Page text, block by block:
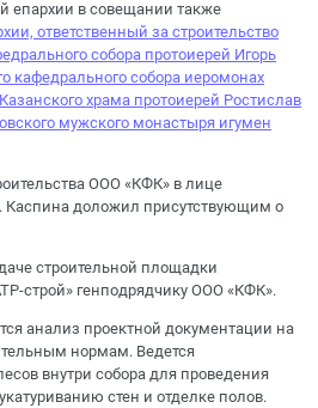
епархии в совещании также
ответственный за строительство
собора протоиерей Игорь
кафедрального собора иеромонах
храма протоиерей Ростислав
мужского монастыря игумен
ООО «КФК» в лице
Каспина доложил присутствующим о
строительной площадки
строй» генподрядчику ООО «КФК».
анализ проектной документации на
нормам. Ведется
внутри собора для проведения
стен и отделке полов.